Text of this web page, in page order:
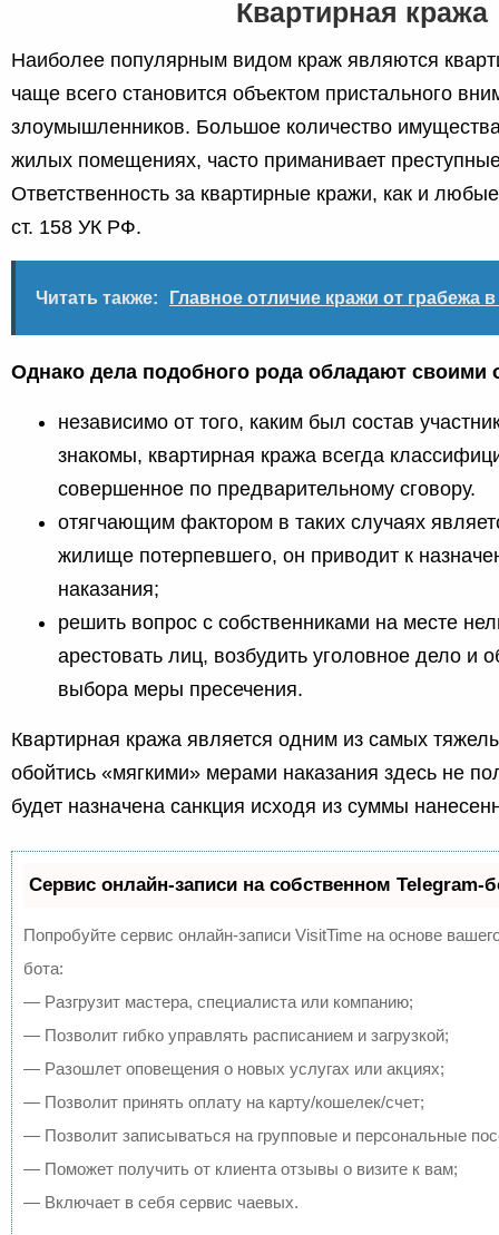
Квартирная кража
Наиболее популярным видом краж являются
чаще всего становится объектом пристального
злоумышленников. Большое количество
жилых помещениях, часто приманивает
Ответственность за квартирные кражи, как и
ст. 158 УК РФ.
Читать также: Главное отличие кражи от грабежа в
Однако дела подобного рода обладают своими
независимо от того, каким был состав
знакомы, квартирная кража всегда
совершенное по предварительному сговору.
отягчающим фактором в таких случаях
жилище потерпевшего, он приводит к
наказания;
решить вопрос с собственниками на месте
арестовать лиц, возбудить уголовное дело и
выбора меры пресечения.
Квартирная кража является одним из самых
обойтись «мягкими» мерами наказания здесь не
будет назначена санкция исходя из суммы
Сервис онлайн-записи на собственном Telegram-
Попробуйте сервис онлайн-записи VisitTime на основе
бота:
— Разгрузит мастера, специалиста или компанию;
— Позволит гибко управлять расписанием и загрузкой;
— Разошлет оповещения о новых услугах или акциях;
— Позволит принять оплату на карту/кошелек/счет;
— Позволит записываться на групповые и персональные
— Поможет получить от клиента отзывы о визите к вам;
— Включает в себя сервис чаевых.